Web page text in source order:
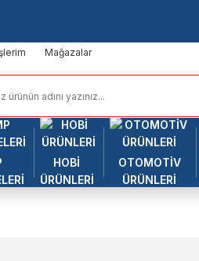
Mağazalar
HOBİ
ÜRÜNLERİ
OTOMOTİV
ÜRÜNLERİ